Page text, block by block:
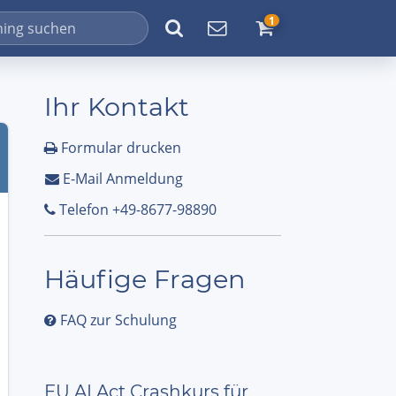
1
Ihr Kontakt
Formular drucken
E-Mail Anmeldung
Telefon +49-8677-98890
Häufige Fragen
FAQ zur Schulung
EU AI Act Crashkurs für